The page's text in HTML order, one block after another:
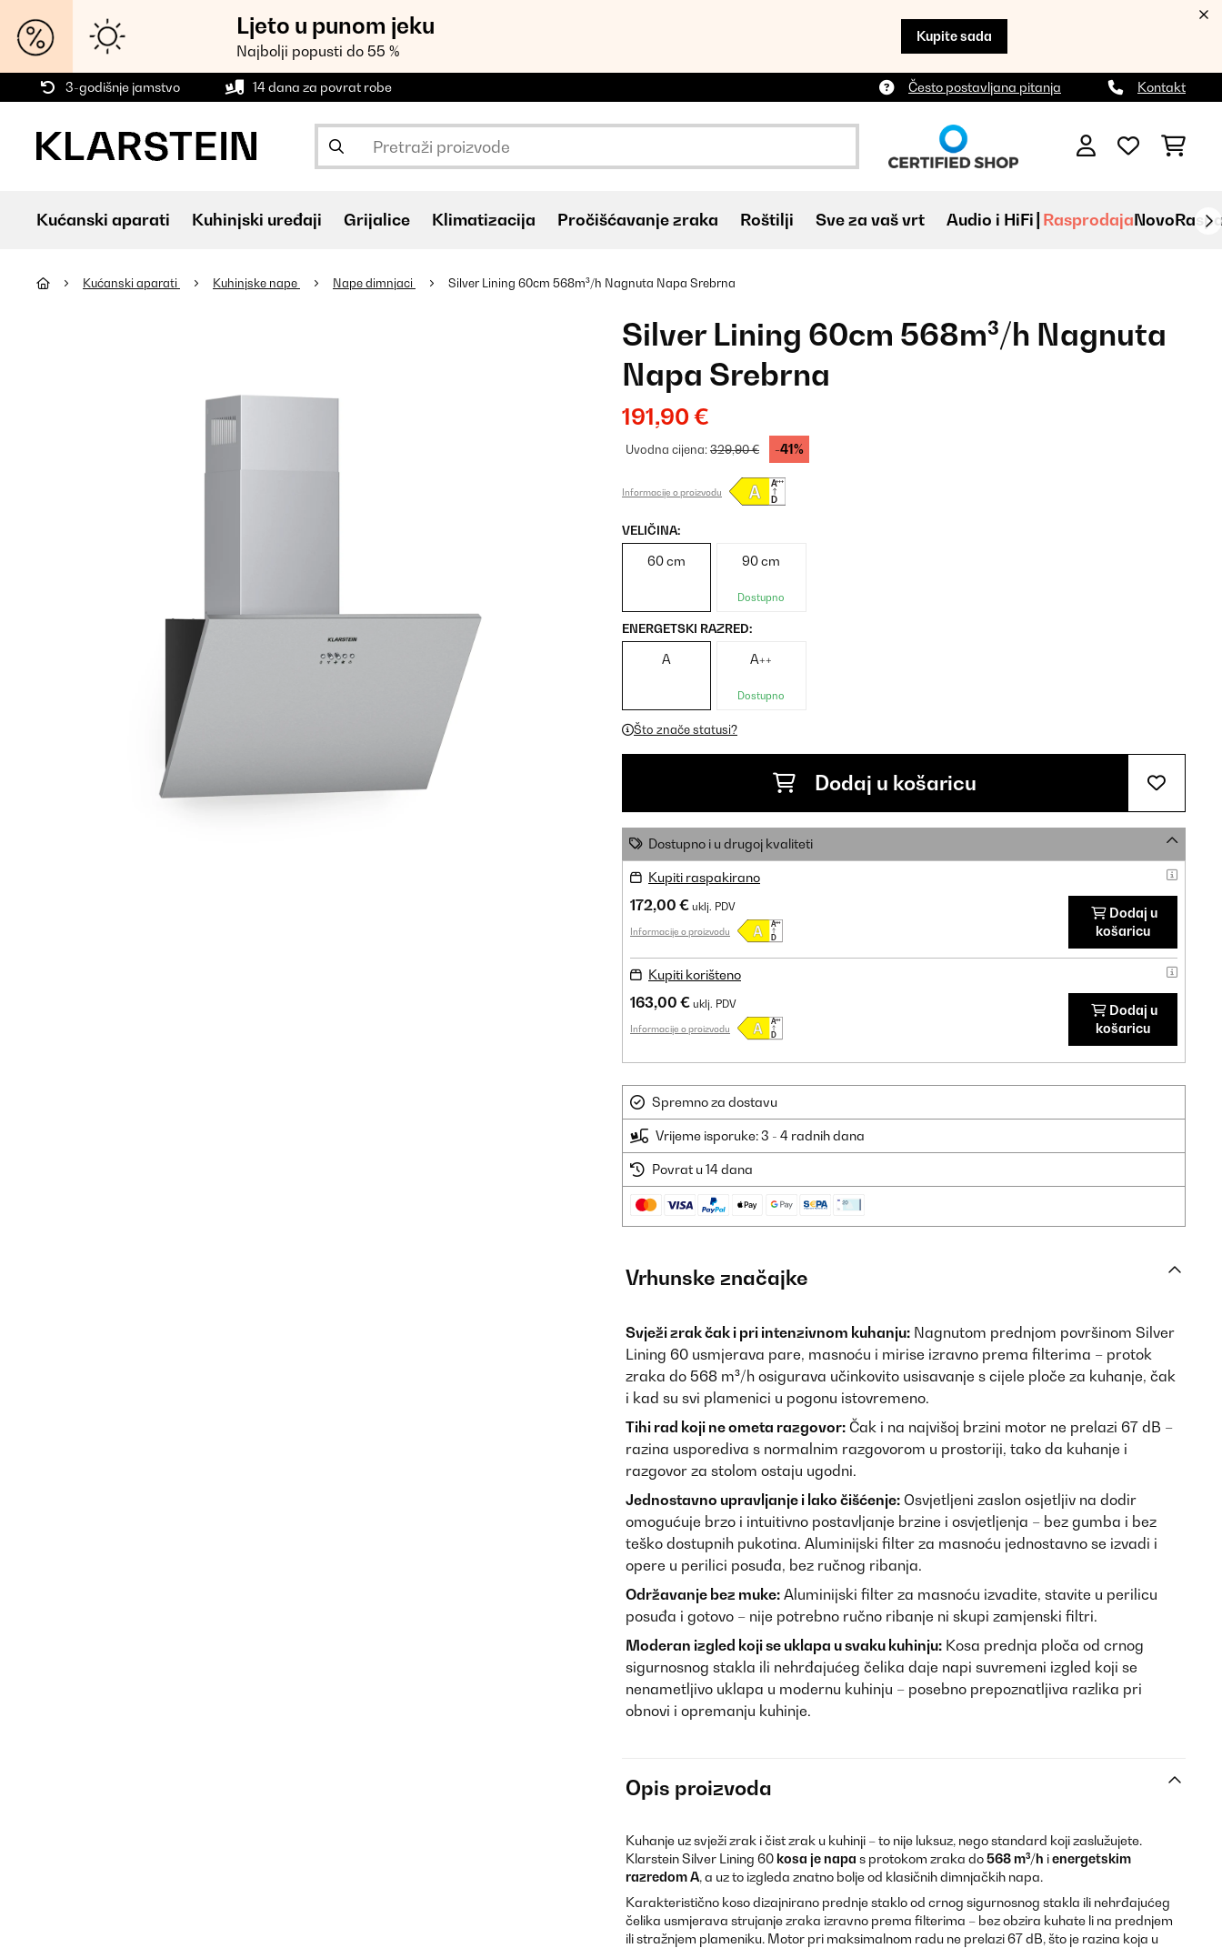
Ljeto u punom jeku
Najbolji popusti do 55 %
Kupite sada
3-godišnje jamstvo 14 dana za povrat robe Često postavljana pitanja Kontakt
Kućanski aparati Kuhinjski uređaji Grijalice Klimatizacija Pročišćavanje zraka Roštilji Sve za vaš vrt Audio i HiFi RasprodajaNovo
Kućanski aparati Kuhinjske nape Nape dimnjaci Silver Lining 60cm 568m³/h Nagnuta Napa Srebrna
Silver Lining 60cm 568m³/h Nagnuta
Napa Srebrna
191,90 €
Uvodna cijena:329,90 € -41%
Informacije o proizvodu
VELIČINA:
60 cm 90 cm
Dostupno
ENERGETSKI RAZRED:
A A++
Dostupno
Što znače statusi?
Dodaj u košaricu
Dostupno i u drugoj kvaliteti
Kupiti raspakirano
172,00 € uklj. PDV
Informacije o proizvodu
Dodaj u
košaricu
Kupiti korišteno
163,00 € uklj. PDV
Informacije o proizvodu
Dodaj u
košaricu
Spremno za dostavu
Vrijeme isporuke: 3 - 4 radnih dana
Povrat u 14 dana
Vrhunske značajke
Svježi zrak čak i pri intenzivnom kuhanju: Nagnutom prednjom površinom Silver
Lining 60 usmjerava pare, masnoću i mirise izravno prema filterima – protok
zraka do 568 m³/h osigurava učinkovito usisavanje s cijele ploče za kuhanje, čak
i kad su svi plamenici u pogonu istovremeno.
Tihi rad koji ne ometa razgovor: Čak i na najvišoj brzini motor ne prelazi 67 dB –
razina usporediva s normalnim razgovorom u prostoriji, tako da kuhanje i
razgovor za stolom ostaju ugodni.
Jednostavno upravljanje i lako čišćenje: Osvjetljeni zaslon osjetljiv na dodir
omogućuje brzo i intuitivno postavljanje brzine i osvjetljenja – bez gumba i bez
teško dostupnih pukotina. Aluminijski filter za masnoću jednostavno se izvadi i
opere u perilici posuđa, bez ručnog ribanja.
Održavanje bez muke: Aluminijski filter za masnoću izvadite, stavite u perilicu
posuđa i gotovo – nije potrebno ručno ribanje ni skupi zamjenski filtri.
Moderan izgled koji se uklapa u svaku kuhinju: Kosa prednja ploča od crnog
sigurnosnog stakla ili nehrđajućeg čelika daje napi suvremeni izgled koji se
nenametljivo uklapa u modernu kuhinju – posebno prepoznatljiva razlika pri
obnovi i opremanju kuhinje.
Opis proizvoda
Kuhanje uz svježi zrak i čist zrak u kuhinji – to nije luksuz, nego standard koji zaslužujete.
Klarstein Silver Lining 60 kosa je napa s protokom zraka do568 m³/h ienergetskim
razredom A, a uz to izgleda znatno bolje od klasičnih dimnjačkih napa.
Karakteristično koso dizajnirano prednje staklo od crnog sigurnosnog stakla ili nehrđajućeg
čelika usmjerava strujanje zraka izravno prema filterima – bez obzira kuhate li na prednjem
ili stražnjem plameniku. Motor pri maksimalnom radu ne prelazi 67 dB, što je razina koja u